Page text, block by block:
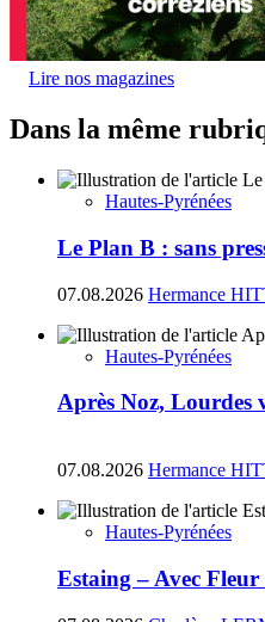
Lire nos magazines
Dans la même
Hautes-Pyrénées
Le Plan B : sans
07.08.2026 Hermance
Hautes-Pyrénées
Après Noz, Lourdes
07.08.2026 Hermance
Hautes-Pyrénées
Estaing – Avec Fleur